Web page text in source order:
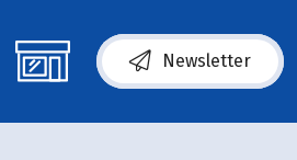
Newsletter